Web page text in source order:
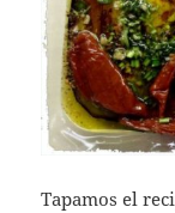
Tapamos el